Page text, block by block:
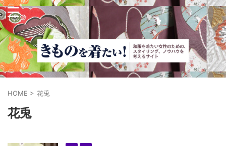
HOME > 花兎
花兎